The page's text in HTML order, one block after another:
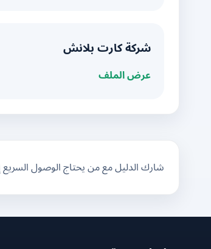
شركة كارت بلانش
عرض الملف
شارك الدليل مع من يحتاج الوصول السريع